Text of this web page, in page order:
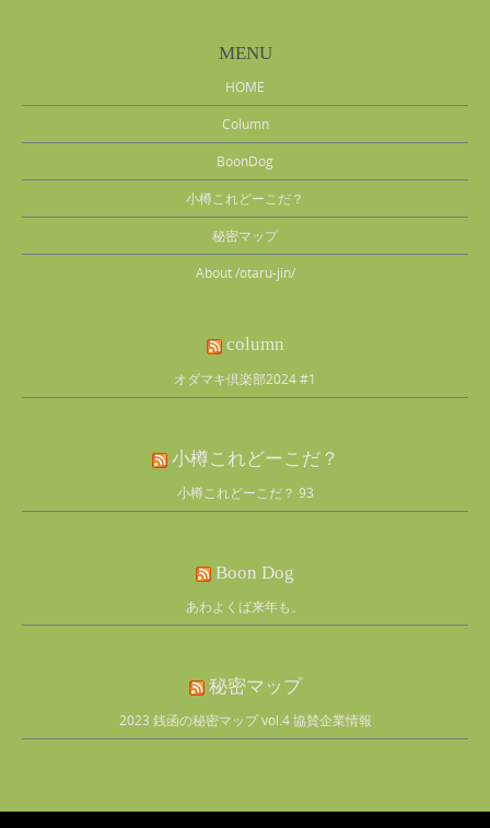
MENU
HOME
Column
BoonDog
小樽これどーこだ？
秘密マップ
About /otaru-jin/
column
オダマキ倶楽部2024 #1
小樽これどーこだ？
小樽これどーこだ？ 93
Boon Dog
あわよくば来年も。
秘密マップ
2023 銭函の秘密マップ vol.4 協賛企業情報